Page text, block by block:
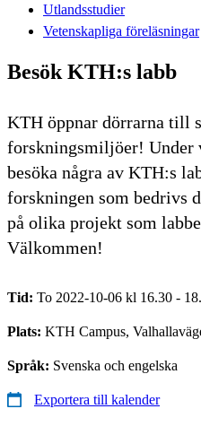
Utlandsstudier
Vetenskapliga föreläsningar
Besök KTH:s labb
KTH öppnar dörrarna till
forskningsmiljöer! Under
besöka några av KTH:s
forskningen som bedrivs
på olika projekt som
Välkommen!
Tid: To 2022-10-06 kl 16.30 -
Plats: KTH Campus,
Språk: Svenska och engelska
Exportera till kalender